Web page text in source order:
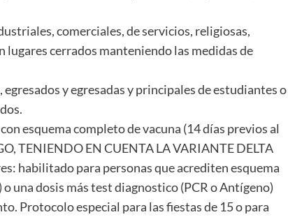
comerciales, de servicios, religiosas,
cerrados manteniendo las medidas de
y egresadas y principales de estudiantes o
esquema completo de vacuna (14 días previos al
TENIENDO EN CUENTA LA VARIANTE DELTA
habilitado para personas que acrediten esquema
una dosis más test diagnostico (PCR o Antígeno)
Protocolo especial para las fiestas de 15 o para